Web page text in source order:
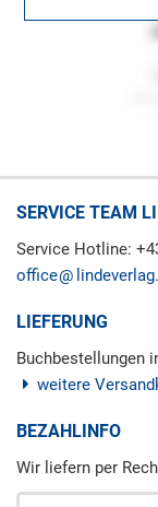
SERVICE TEAM
Service Hotline:
office
LIEFERUNG
Buchbestellungen
weitere
BEZAHLINFO
Wir liefern per